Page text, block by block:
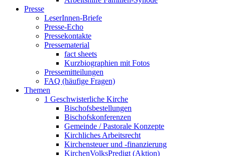
Presse
LeserInnen-Briefe
Presse-Echo
Pressekontakte
Pressematerial
fact sheets
Kurzbiographien mit Fotos
Pressemitteilungen
FAQ (häufige Fragen)
Themen
1 Geschwisterliche Kirche
Bischofsbestellungen
Bischofskonferenzen
Gemeinde / Pastorale Konzepte
Kirchliches Arbeitsrecht
Kirchensteuer und -finanzierung
KirchenVolksPredigt (Aktion)